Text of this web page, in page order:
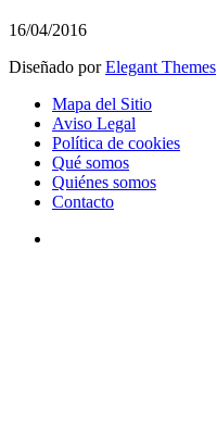
16/04/2016
Diseñado porElegant Themes
Mapa del Sitio
Aviso Legal
Política de cookies
Qué somos
Quiénes somos
Contacto